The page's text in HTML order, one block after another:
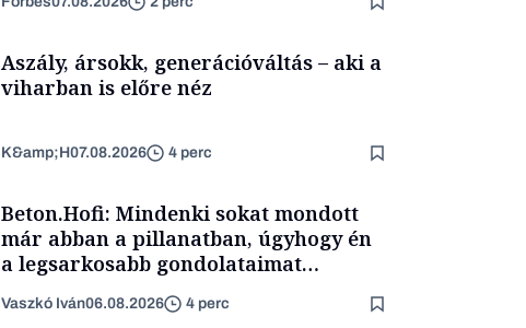
Aszály, ársokk, generációváltás – aki a
viharban is előre néz
K&amp;H07.08.2026 4 perc
Beton.Hofi: Mindenki sokat mondott
már abban a pillanatban, úgyhogy én
a legsarkosabb gondolataimat
Vaszkó Iván06.08.2026 4 perc